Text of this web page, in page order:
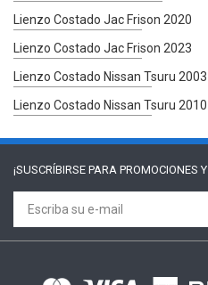
Lienzo Costado Jac Frison 2020
Lienzo Costado Jac Frison 2023
Lienzo Costado Nissan Tsuru 2003
Lienzo Costado Nissan Tsuru 2010
¡SUSCRÍBIRSE PARA PROMOCIONES